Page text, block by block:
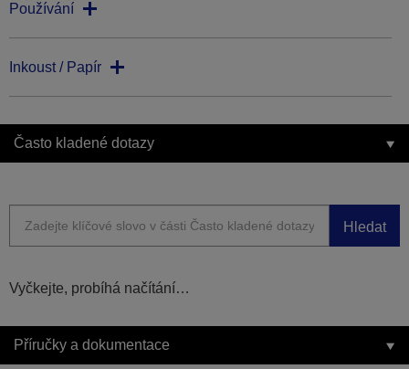
Používání
Inkoust / Papír
Často kladené dotazy
Hledat
Vyčkejte, probíhá načítání…
Příručky a dokumentace